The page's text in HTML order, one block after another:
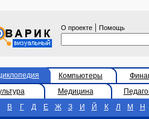
О проекте | Помощь
Компьютеры
Медицина
В Г Д Е Ж З И Й К Л М Н